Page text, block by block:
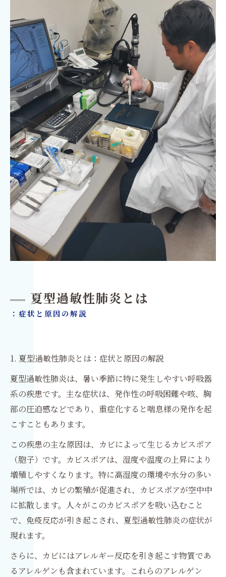
夏型過敏性肺炎とは
：症状と原因の解説
1. 夏型過敏性肺炎とは：症状と原因の解説
夏型過敏性肺炎は、暑い季節に特に発生しやすい呼吸器
系の疾患です。主な症状は、発作性の呼吸困難や咳、胸
部の圧迫感などであり、重症化すると喘息様の発作を起
こすこともあります。
この疾患の主な原因は、カビによって生じるカビスポア
（胞子）です。カビスポアは、湿度や温度の上昇により
増殖しやすくなります。特に高湿度の環境や水分の多い
場所では、カビの繁殖が促進され、カビスポアが空中中
に拡散します。人々がこのカビスポアを吸い込むこと
で、免疫反応が引き起こされ、夏型過敏性肺炎の症状が
現れます。
さらに、カビにはアレルギー反応を引き起こす物質であ
るアレルゲンも含まれています。これらのアレルゲン